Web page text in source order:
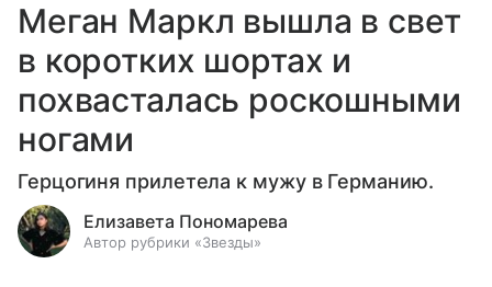
Меган Маркл вышла в свет
в коротких шортах и
похвасталась роскошными
ногами
Герцогиня прилетела к мужу в Германию.
Елизавета Пономарева
Автор рубрики «Звезды»